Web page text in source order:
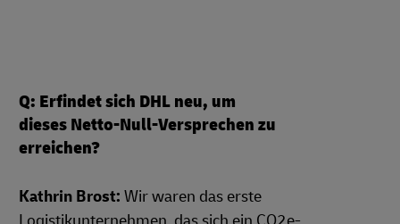
Q: Erfindet sich DHL neu, um
dieses Netto-Null-Versprechen zu
erreichen?
Kathrin Brost: Wir waren das erste